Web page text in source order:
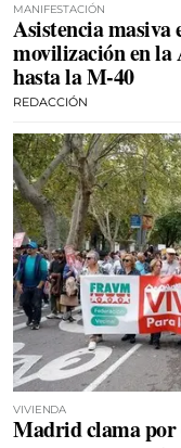
MANIFESTACIÓN
Asistencia
movilización en la
hasta la M-40
REDACCIÓN
VIVIENDA
Madrid clama por